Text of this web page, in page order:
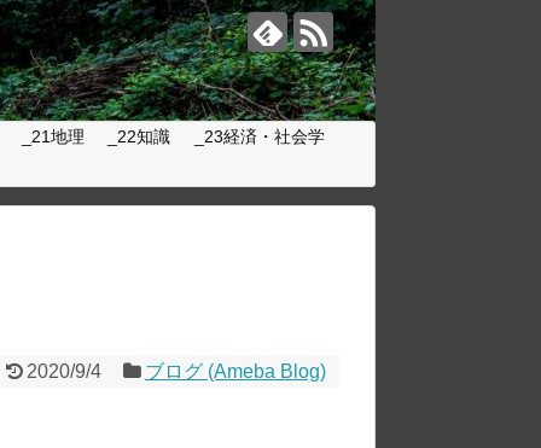
_21地理 _22知識 _23経済・社会学
2020/9/4 ブログ (Ameba Blog)